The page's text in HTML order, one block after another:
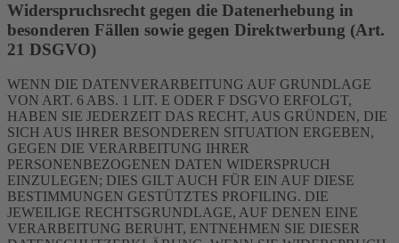
Widerspruchsrecht gegen die Datenerhebung in
besonderen Fällen sowie gegen Direktwerbung (Art.
21 DSGVO)
WENN DIE DATENVERARBEITUNG AUF GRUNDLAGE
VON ART. 6 ABS. 1 LIT. E ODER F DSGVO ERFOLGT,
HABEN SIE JEDERZEIT DAS RECHT, AUS GRÜNDEN, DIE
SICH AUS IHRER BESONDEREN SITUATION ERGEBEN,
GEGEN DIE VERARBEITUNG IHRER
PERSONENBEZOGENEN DATEN WIDERSPRUCH
EINZULEGEN; DIES GILT AUCH FÜR EIN AUF DIESE
BESTIMMUNGEN GESTÜTZTES PROFILING. DIE
JEWEILIGE RECHTSGRUNDLAGE, AUF DENEN EINE
VERARBEITUNG BERUHT, ENTNEHMEN SIE DIESER